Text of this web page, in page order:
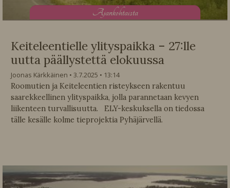
Ajankohtaista
Keiteleentielle ylityspaikka – 27:lle
uutta päällystettä elokuussa
Joonas Kärkkäinen 3.7.2025
13:14
Roomutien ja Keiteleentien risteykseen rakentuu
saarekkeellinen ylityspaikka, jolla parannetaan kevyen
liikenteen turvallisuutta. ELY-keskuksella on tiedossa
tälle kesälle kolme tieprojektia Pyhäjärvellä.